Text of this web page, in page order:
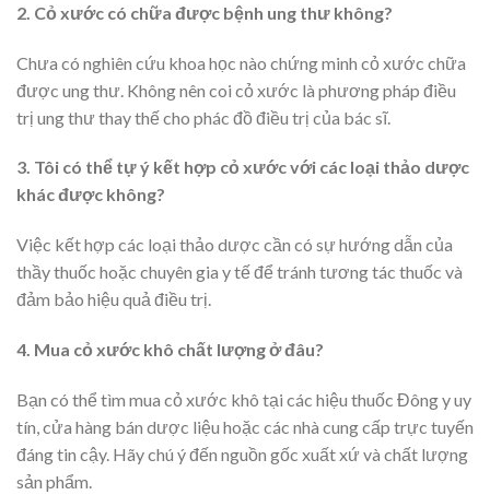
2. Cỏ xước có chữa được bệnh ung thư không?
Chưa có nghiên cứu khoa học nào chứng minh cỏ xước chữa
được ung thư. Không nên coi cỏ xước là phương pháp điều
trị ung thư thay thế cho phác đồ điều trị của bác sĩ.
3. Tôi có thể tự ý kết hợp cỏ xước với các loại thảo dược
khác được không?
Việc kết hợp các loại thảo dược cần có sự hướng dẫn của
thầy thuốc hoặc chuyên gia y tế để tránh tương tác thuốc và
đảm bảo hiệu quả điều trị.
4. Mua cỏ xước khô chất lượng ở đâu?
Bạn có thể tìm mua cỏ xước khô tại các hiệu thuốc Đông y uy
tín, cửa hàng bán dược liệu hoặc các nhà cung cấp trực tuyến
đáng tin cậy. Hãy chú ý đến nguồn gốc xuất xứ và chất lượng
sản phẩm.